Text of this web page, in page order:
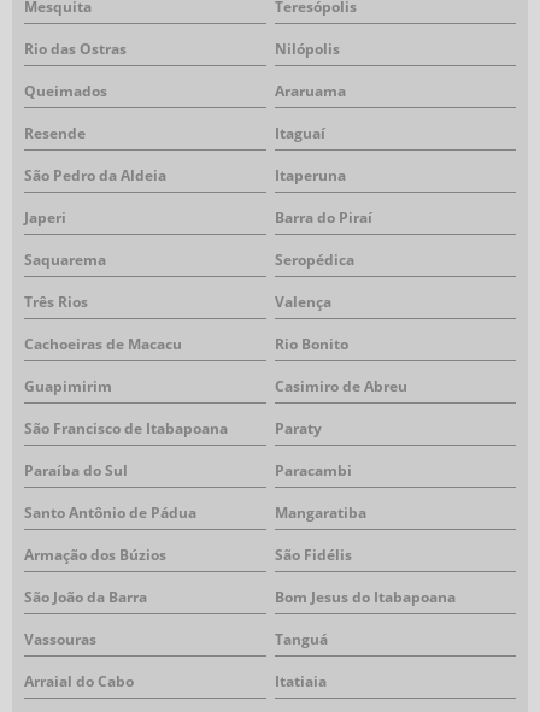
Mesquita Teresópolis
Rio das Ostras Nilópolis
Queimados Araruama
Resende Itaguaí
São Pedro da Aldeia Itaperuna
Japeri Barra do Piraí
Saquarema Seropédica
Três Rios Valença
Cachoeiras de Macacu Rio Bonito
Guapimirim Casimiro de Abreu
São Francisco de Itabapoana Paraty
Paraíba do Sul Paracambi
Santo Antônio de Pádua Mangaratiba
Armação dos Búzios São Fidélis
São João da Barra Bom Jesus do Itabapoana
Vassouras Tanguá
Arraial do Cabo Itatiaia